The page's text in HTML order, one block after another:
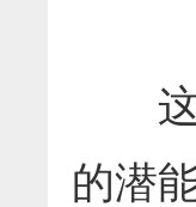
这
的潜